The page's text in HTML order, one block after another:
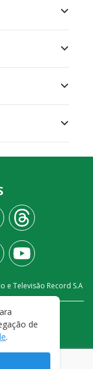
e Televisão Record S.A
de
.